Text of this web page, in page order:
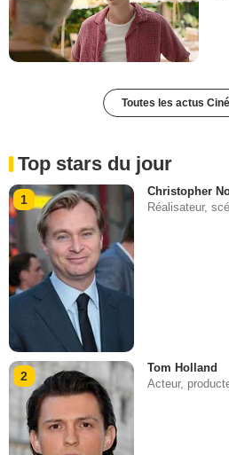
Toutes les actus
Top stars du jour
1
Christopher
Réalisateur,
2
Tom Holland
Acteur,